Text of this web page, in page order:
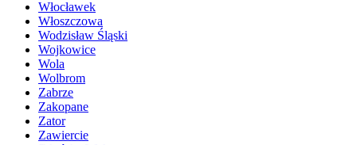
Włocławek
Włoszczowa
Wodzisław Śląski
Wojkowice
Wola
Wolbrom
Zabrze
Zakopane
Zator
Zawiercie